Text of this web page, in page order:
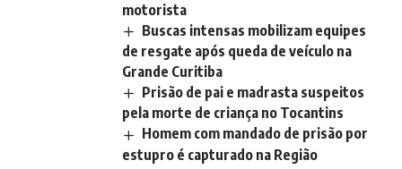
motorista
Buscas intensas mobilizam equipes
de resgate após queda de veículo na
Grande Curitiba
Prisão de pai e madrasta suspeitos
pela morte de criança no Tocantins
Homem com mandado de prisão por
estupro é capturado na Região